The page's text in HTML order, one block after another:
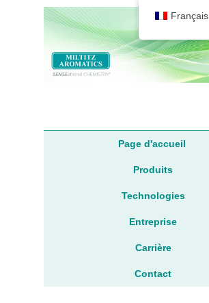
Langue
Menu principalPage d'accueil
Produits
Technologies
Entreprise
Carrière
Contact
Français